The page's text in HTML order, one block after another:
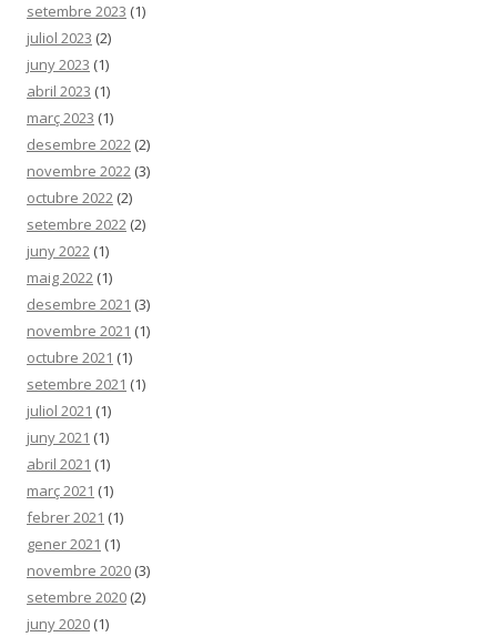
setembre 2023 (1)
juliol 2023 (2)
juny 2023 (1)
abril 2023 (1)
març 2023 (1)
desembre 2022 (2)
novembre 2022 (3)
octubre 2022 (2)
setembre 2022 (2)
juny 2022 (1)
maig 2022 (1)
desembre 2021 (3)
novembre 2021 (1)
octubre 2021 (1)
setembre 2021 (1)
juliol 2021 (1)
juny 2021 (1)
abril 2021 (1)
març 2021 (1)
febrer 2021 (1)
gener 2021 (1)
novembre 2020 (3)
setembre 2020 (2)
juny 2020 (1)